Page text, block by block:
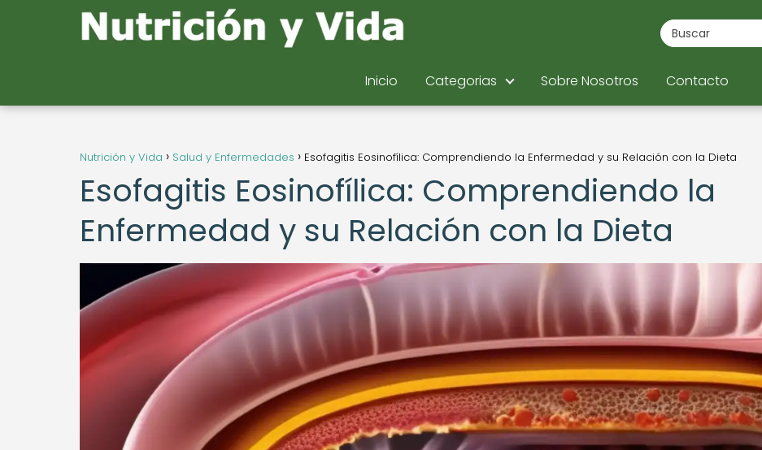
Inicio Categorias Sobre Nosotros Contacto
Nutrición y Vida Salud y Enfermedades Esofagitis Eosinofílica: Comprendiendo la Enfermedad y su Relación con la Dieta
Esofagitis Eosinofílica: Comprendiendo la
Enfermedad y su Relación con la Dieta